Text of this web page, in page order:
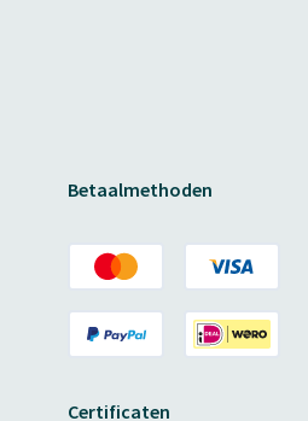
Betaalmethoden
Certificaten